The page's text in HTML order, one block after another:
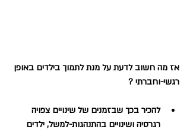
אז מה חשוב לדעת על מנת לתמוך בילדים באופן
רגשי-וחברתי ?
להכיר בכך שבזמנים של שינויים צפויה
רגרסיה ושינויים בהתנהגות-למשל, ילדים